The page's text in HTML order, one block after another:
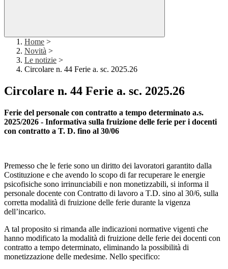
Home >
Novità >
Le notizie >
Circolare n. 44 Ferie a. sc. 2025.26
Circolare n. 44 Ferie a. sc. 2025.26
Ferie del personale con contratto a tempo determinato a.s.
2025/2026 - Informativa sulla fruizione delle ferie per i docenti
con contratto a T. D. fino al 30/06
Premesso che le ferie sono un diritto dei lavoratori garantito dalla
Costituzione e che avendo lo scopo di far recuperare le energie
psicofisiche sono irrinunciabili e non monetizzabili, si informa il
personale docente con Contratto di lavoro a T.D. sino al 30/6, sulla
corretta modalità di fruizione delle ferie durante la vigenza
dell’incarico.
A tal proposito si rimanda alle indicazioni normative vigenti che
hanno modificato la modalità di fruizione delle ferie dei docenti con
contratto a tempo determinato, eliminando la possibilità di
monetizzazione delle medesime. Nello specifico: